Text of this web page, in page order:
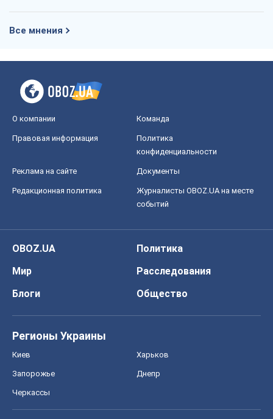
Все мнения
О компании Команда
Правовая информация
Политика
конфиденциальности
Реклама на сайте Документы
Редакционная политика
Журналисты OBOZ.UA на месте
событий
OBOZ.UA
Политика
Мир
Расследования
Блоги
Общество
Регионы Украины
Киев Харьков
Запорожье Днепр
Черкассы